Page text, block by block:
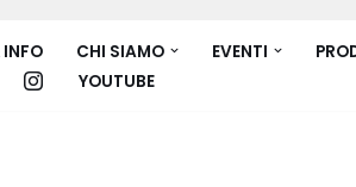
CHI SIAMO EVENTI
YOUTUBE